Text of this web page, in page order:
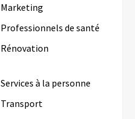
Marketing
Professionnels de santé
Rénovation
Services à la personne
Transport